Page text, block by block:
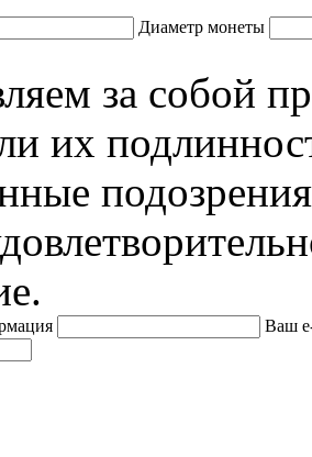
Диаметр монеты
за собой
их
Ваш